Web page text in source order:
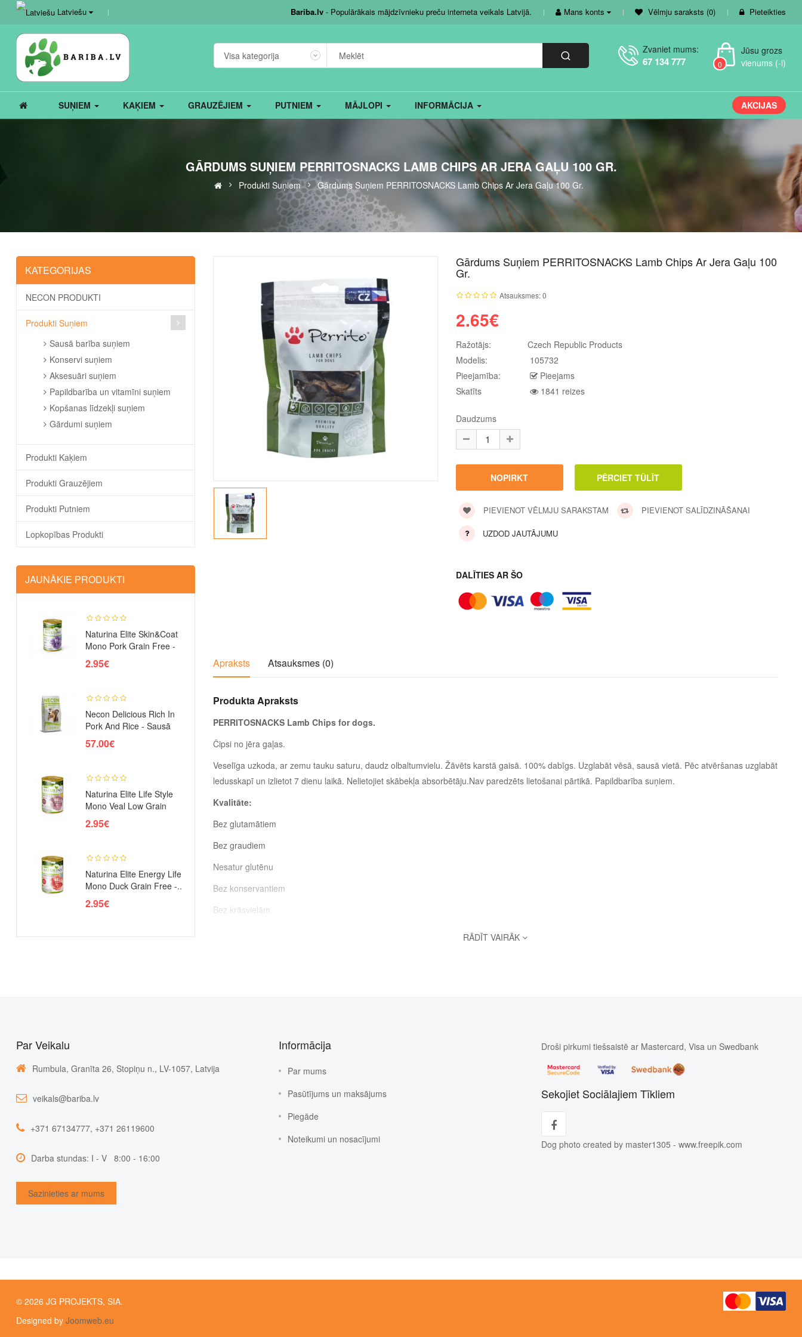
Latviešu Bariba.lv - Populārākais mājdzīvnieku preču interneta veikals Latvijā. Mans konts Vēlmju saraksts (0) Pieteikties
Visa kategorija Jūsu grozs
0 vienums (-i)
Zvaniet mums:
67 134 777
SUŅIEM KAĶIEM GRAUZĒJIEM PUTNIEM MĀJLOPI INFORMĀCIJA AKCIJAS
GĀRDUMS SUŅIEM PERRITOSNACKS LAMB CHIPS AR JERA GAĻU 100 GR.
Produkti Suņiem Gārdums Suņiem PERRITOSNACKS Lamb Chips Ar Jera Gaļu 100 Gr.
KATEGORIJAS
NECON PRODUKTI
Produkti Suņiem
Sausā barība suņiem
Konservi suņiem
Aksesuāri suņiem
Papildbarība un vitamīni suņiem
Kopšanas līdzekļi suņiem
Gārdumi suņiem
Produkti Kaķiem
Produkti Grauzējiem
Produkti Putniem
Lopkopības Produkti
JAUNĀKIE PRODUKTI
Naturina Elite Skin&Coat
Mono Pork Grain Free -
Ko..
2.95€
Necon Delicious Rich In
Pork And Rice - Sausā
Barī..
57.00€
Naturina Elite Life Style
Mono Veal Low Grain
Caul..
2.95€
Naturina Elite Energy Life
Mono Duck Grain Free -..
2.95€
Gārdums Suņiem PERRITOSNACKS Lamb Chips Ar Jera Gaļu 100
Gr.
Atsauksmes: 0
2.65€
Ražotājs:
Czech Republic Products
Modelis:
105732
Pieejamība:
Pieejams
Skatīts
1841 reizes
Daudzums
PIEVIENOT VĒLMJU SARAKSTAM PIEVIENOT SALĪDZINĀŠANAI
UZDOD JAUTĀJUMU
DALĪTIES AR ŠO
Apraksts Atsauksmes (0)
Produkta Apraksts
PERRITOSNACKS Lamb Chips for dogs.
Čipsi no jēra gaļas.
Veselīga uzkoda, ar zemu tauku saturu, daudz olbaltumvielu. Žāvēts karstā gaisā. 100% dabīgs. Uzglabāt vēsā, sausā vietā. Pēc atvēršanas uzglabāt
ledusskapī un izlietot 7 dienu laikā. Nelietojiet skābekļa absorbētāju.Nav paredzēts lietošanai pārtikā. Papildbarība suņiem.
Kvalitāte:
Bez glutamātiem
Bez graudiem
Nesatur glutēnu
Bez konservantiem
Bez krāsvielām
Analītiskās sastāvdaļas:kopproteīns 35%, koptauki 20%, koppelni 6%, kopšķiedra 1,5%, mitrums 18%.
RĀDĪT VAIRĀK
Par Veikalu
Rumbula, Granīta 26, Stopiņu n., LV-1057, Latvija
veikals@bariba.lv
+371 67134777, +371 26119600
Darba stundas: I - V 8:00 - 16:00
Sazinieties ar mums
Informācija
Par mums
Pasūtījums un maksājums
Piegāde
Noteikumi un nosacījumi
Droši pirkumi tiešsaistē ar Mastercard, Visa un Swedbank
Sekojiet Sociālajiem Tīkliem
Dog photo created by master1305 - www.freepik.com
© 2026 JG PROJEKTS, SIA.
Designed by Joomweb.eu